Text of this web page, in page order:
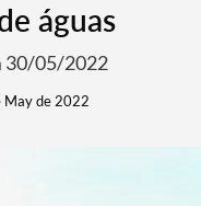
águas
30/05/2022
May de 2022